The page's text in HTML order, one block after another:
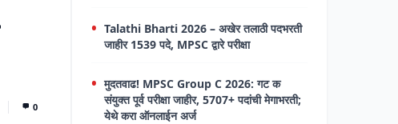
0
Talathi Bharti 2026 – अखेर तलाठी पदभरती
जाहीर 1539 पदे, MPSC द्वारे परीक्षा
मुदतवाढ! MPSC Group C 2026: गट क
संयुक्त पूर्व परीक्षा जाहीर, 5707+ पदांची मेगाभरती;
येथे करा ऑनलाईन अर्ज